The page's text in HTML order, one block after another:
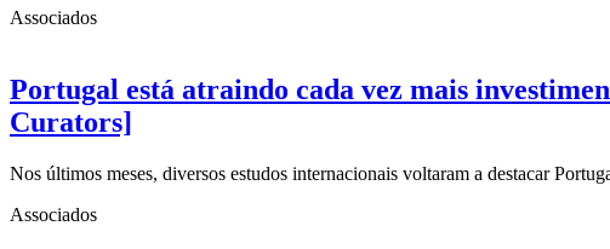
Associados
Portugal está atraindo cada vez mais
Curators]
Nos últimos meses, diversos estudos internacionais voltaram a destacar
Associados